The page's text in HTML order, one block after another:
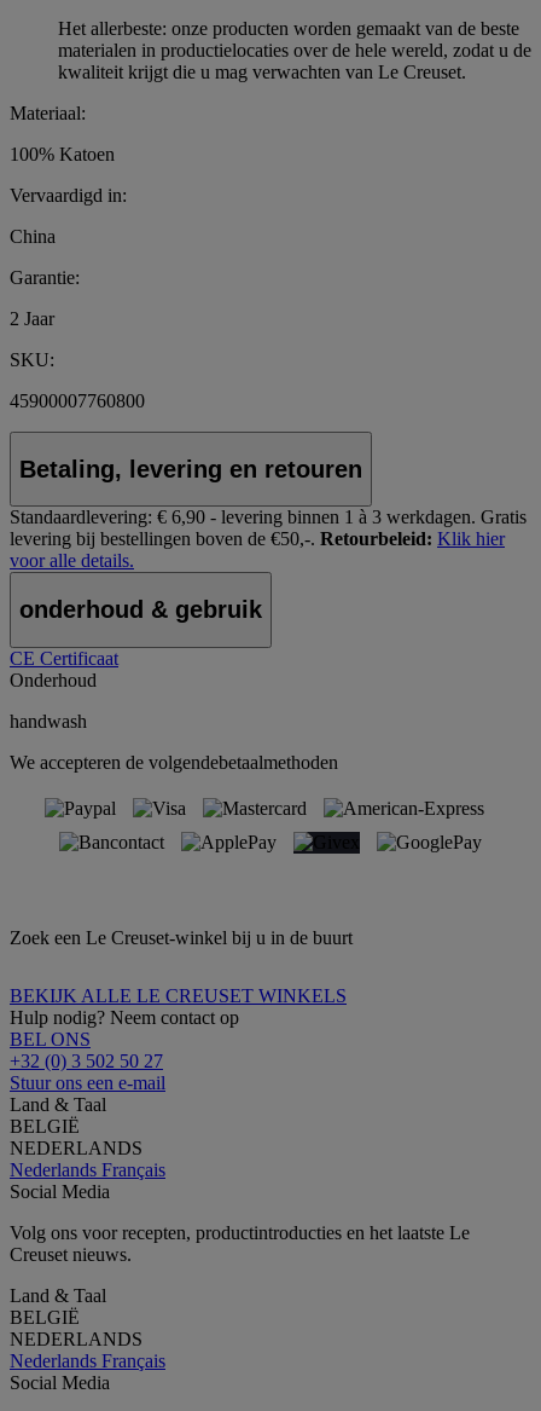
Het allerbeste: onze producten worden gemaakt van de beste
materialen in productielocaties over de hele wereld, zodat u de
kwaliteit krijgt die u mag verwachten van Le Creuset.
Materiaal:
100% Katoen
Vervaardigd in:
China
Garantie:
2 Jaar
SKU:
45900007760800
Betaling, levering en retouren
Standaardlevering: € 6,90 - levering binnen 1 à 3 werkdagen. Gratis
levering bij bestellingen boven de €50,-. Retourbeleid: Klik hier
voor alle details.
onderhoud & gebruik
CE Certificaat
Onderhoud
handwash
We accepteren de volgendebetaalmethoden
Zoek een Le Creuset-winkel bij u in de buurt
BEKIJK ALLE LE CREUSET WINKELS
Hulp nodig? Neem contact op
BEL ONS
+32 (0) 3 502 50 27
Stuur ons een e-mail
Land & Taal
BELGIË
NEDERLANDS
Nederlands Français
Social Media
Volg ons voor recepten, productintroducties en het laatste Le
Creuset nieuws.
Land & Taal
BELGIË
NEDERLANDS
Nederlands Français
Social Media